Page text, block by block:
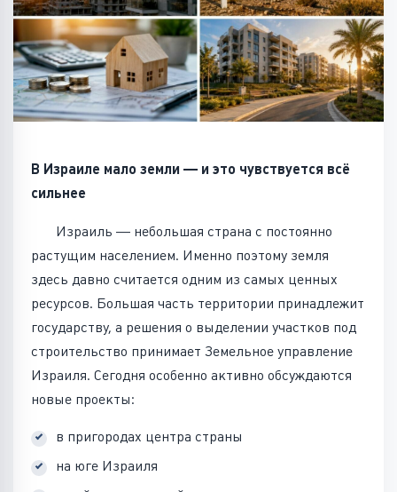
В Израиле мало земли — и это чувствуется всё
сильнее
Израиль — небольшая страна с постоянно
растущим населением. Именно поэтому земля
здесь давно считается одним из самых ценных
ресурсов. Большая часть территории принадлежит
государству, а решения о выделении участков под
строительство принимает Земельное управление
Израиля. Сегодня особенно активно обсуждаются
новые проекты:
в пригородах центра страны
на юге Израиля